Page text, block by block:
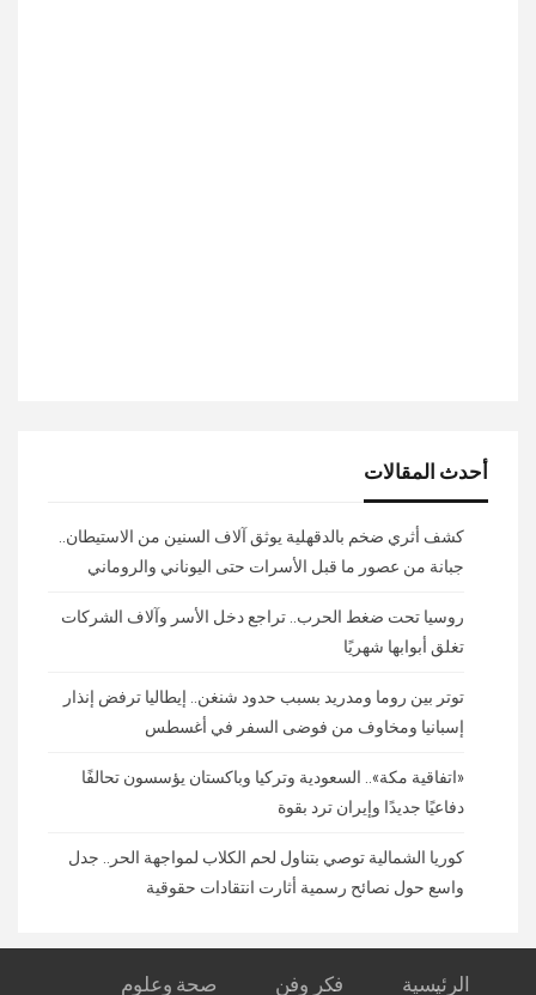
أحدث المقالات
كشف أثري ضخم بالدقهلية يوثق آلاف السنين من الاستيطان..
جبانة من عصور ما قبل الأسرات حتى اليوناني والروماني
روسيا تحت ضغط الحرب.. تراجع دخل الأسر وآلاف الشركات
تغلق أبوابها شهريًا
توتر بين روما ومدريد بسبب حدود شنغن.. إيطاليا ترفض إنذار
إسبانيا ومخاوف من فوضى السفر في أغسطس
«اتفاقية مكة».. السعودية وتركيا وباكستان يؤسسون تحالفًا
دفاعيًا جديدًا وإيران ترد بقوة
كوريا الشمالية توصي بتناول لحم الكلاب لمواجهة الحر.. جدل
واسع حول نصائح رسمية أثارت انتقادات حقوقية
الرئيسية فكر وفن صحة وعلوم